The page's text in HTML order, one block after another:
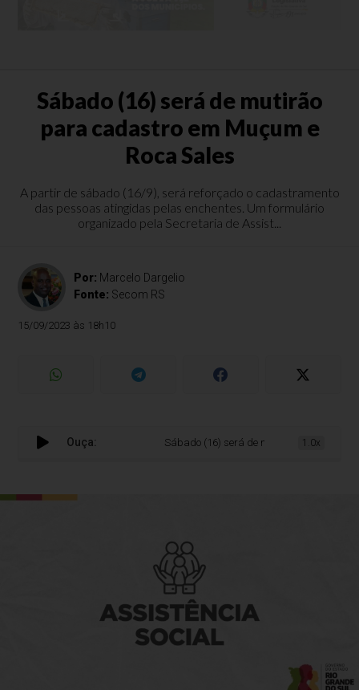
Sábado (16) será de mutirão
para cadastro em Muçum e
Roca Sales
A partir de sábado (16/9), será reforçado o cadastramento
das pessoas atingidas pelas enchentes. Um formulário
organizado pela Secretaria de Assist...
Por: Marcelo Dargelio
Fonte: Secom RS
15/09/2023 às 18h10
Ouça: Sábado (16) será de mutirão para cadastro
1.0x